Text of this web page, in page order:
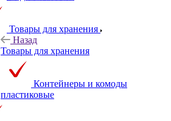
Товары для хранения
Назад
Товары для хранения
Контейнеры и комоды
пластиковые